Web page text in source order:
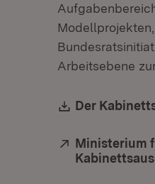
Arbeitsebene
Download:
Der
Extern:
Ministerium